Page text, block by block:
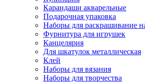
Карандаши акварельные
Подарочная упаковка
Наборы для раскрашивание
Фурнитура для игрушек
Канцелярия
Для шкатулок металлическая
Клей
Наборы для вязания
Наборы для творчества